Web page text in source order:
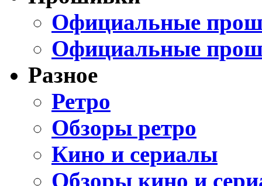
Официальные
Официальные
Разное
Ретро
Обзоры ретро
Кино и сериалы
Обзоры кино и